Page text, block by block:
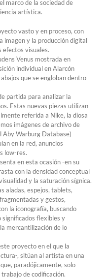
marco de la sociedad de
artística.
vasto y en proceso, con
imagen y la producción digital
efectos visuales.
Venus mostrada en
individual en Alarcón
que se engloban dentro
partida para analizar la
Estas nuevas piezas utilizan
referida a Nike, la diosa
imágenes de archivo de
Aby Warburg Database)
en la red, anuncios
low-res.
en esta ocasión -en su
con la densidad conceptual
y la saturación sígnica.
aladas, espejos, tablets,
y gestos,
la iconografía, buscando
significados flexibles y
mercantilización de lo
proyecto en el que la
, sitúan al artista en una
paradójicamente, solo
de codificación.